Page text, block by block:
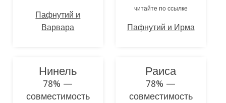
Пафнутий и
Варвара
читайте по ссылке
Пафнутий и Ирма
Нинель
78% —
совместимость
Раиса
78% —
совместимость